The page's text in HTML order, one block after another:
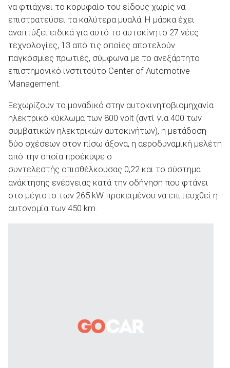
να φτιάχνει το κορυφαίο του είδους χωρίς να
επιστρατεύσει τα καλύτερα μυαλά. Η μάρκα έχει
αναπτύξει ειδικά για αυτό το αυτοκίνητο 27 νέες
τεχνολογίες, 13 από τις οποίες αποτελούν
παγκόσμιες πρωτιές, σύμφωνα με το ανεξάρτητο
επιστημονικό ινστιτούτο Center of Automotive
Management.
Ξεχωρίζουν το μοναδικό στην αυτοκινητοβιομηχανία
ηλεκτρικό κύκλωμα των 800 volt (αντί για 400 των
συμβατικών ηλεκτρικών αυτοκινήτων), η μετάδοση
δύο σχέσεων στον πίσω άξονα, η αεροδυναμική μελέτη
από την οποία προέκυψε ο
συντελεστής οπισθέλκουσας 0,22 και το σύστημα
ανάκτησης ενέργειας κατά την οδήγηση που φτάνει
στο μέγιστο των 265 kW προκειμένου να επιτευχθεί η
αυτονομία των 450 km.